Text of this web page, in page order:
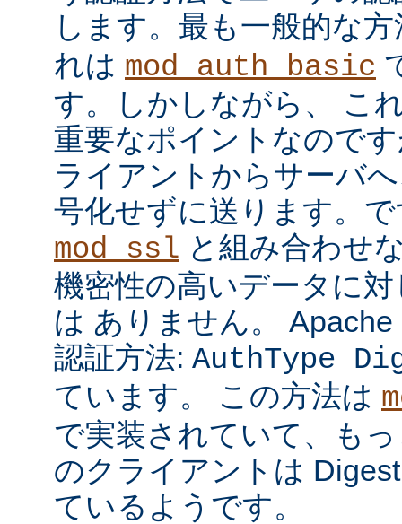
します。最も一般的な
れは mod_auth_basic
す。しかしながら、 こ
重要なポイントなので
ライアントからサーバ
号化せずに送ります。
mod_ssl と組み合わせ
機密性の高いデータに
は ありません。
認証方法: AuthType
ています。 この方法は
で実装されていて、も
のクライアントは
ているようです。